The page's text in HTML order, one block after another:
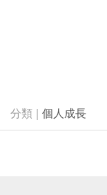
個人成長